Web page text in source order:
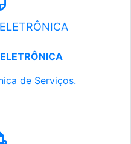
de Serviços.